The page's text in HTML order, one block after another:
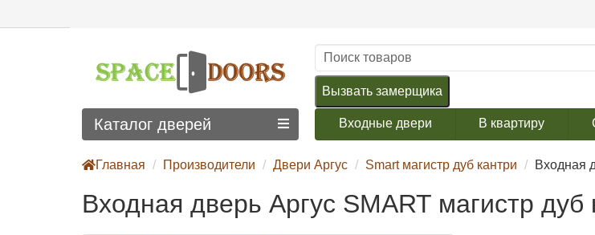
Вызвать замерщика
Входные двери В квартиру
Каталог дверей
Главная Производители Двери Аргус Smart магистр дуб кантри Входная
Входная дверь Аргус SMART магистр